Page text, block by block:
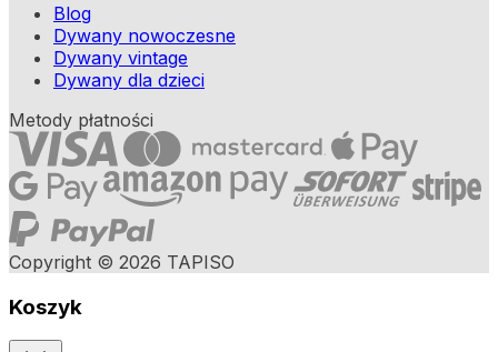
Blog
Dywany nowoczesne
Dywany vintage
Dywany dla dzieci
Metody płatności
Copyright © 2026 TAPISO
Koszyk